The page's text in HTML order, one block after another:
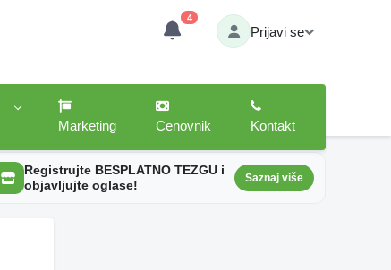
4
Prijavi se
Marketing
Cenovnik Kontakt
Registrujte BESPLATNO TEZGU i
objavljujte oglase!
Saznaj više